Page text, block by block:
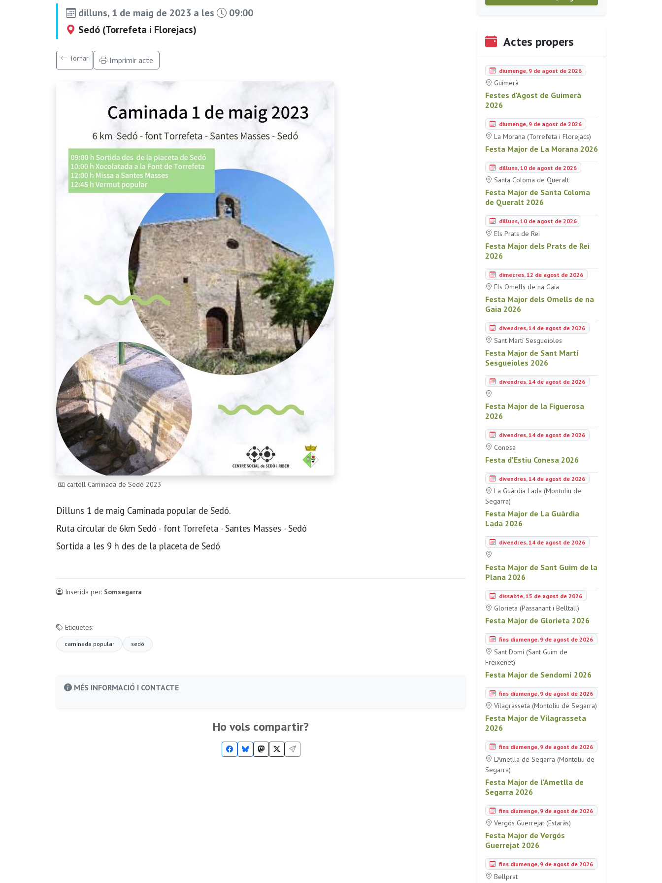
dilluns, 1 de maig de 2023 a les
09:00
Sedó (Torrefeta i Florejacs)
Tornar Imprimir acte
cartell Caminada de Sedó 2023
Dilluns 1 de maig Caminada popular de Sedó.
Ruta circular de 6km Sedó - font Torrefeta - Santes Masses - Sedó
Sortida a les 9 h des de la placeta de Sedó
Inserida per: Somsegarra
Etiquetes:
caminada popular sedó
MÉS INFORMACIÓ I CONTACTE
Ho vols compartir?
Actes propers
diumenge, 9 de agost de 2026
Guimerà
Festes d'Agost de Guimerà
2026
diumenge, 9 de agost de 2026
La Morana (Torrefeta i Florejacs)
Festa Major de La Morana 2026
dilluns, 10 de agost de 2026
Santa Coloma de Queralt
Festa Major de Santa Coloma
de Queralt 2026
dilluns, 10 de agost de 2026
Els Prats de Rei
Festa Major dels Prats de Rei
2026
dimecres, 12 de agost de 2026
Els Omells de na Gaia
Festa Major dels Omells de na
Gaia 2026
divendres, 14 de agost de 2026
Sant Martí Sesgueioles
Festa Major de Sant Martí
Sesgueioles 2026
divendres, 14 de agost de 2026
Festa Major de la Figuerosa
2026
divendres, 14 de agost de 2026
Conesa
Festa d'Estiu Conesa 2026
divendres, 14 de agost de 2026
La Guàrdia Lada (Montoliu de
Segarra)
Festa Major de La Guàrdia
Lada 2026
divendres, 14 de agost de 2026
Festa Major de Sant Guim de la
Plana 2026
dissabte, 15 de agost de 2026
Glorieta (Passanant i Belltall)
Festa Major de Glorieta 2026
fins diumenge, 9 de agost de 2026
Sant Domí (Sant Guim de
Freixenet)
Festa Major de Sendomí 2026
fins diumenge, 9 de agost de 2026
Vilagrasseta (Montoliu de Segarra)
Festa Major de Vilagrasseta
2026
fins diumenge, 9 de agost de 2026
L'Ametlla de Segarra (Montoliu de
Segarra)
Festa Major de l'Ametlla de
Segarra 2026
fins diumenge, 9 de agost de 2026
Vergós Guerrejat (Estaràs)
Festa Major de Vergós
Guerrejat 2026
fins diumenge, 9 de agost de 2026
Bellprat